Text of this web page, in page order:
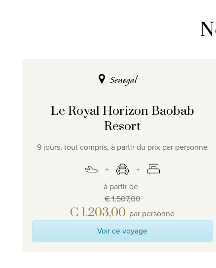
Senegal
Le Royal Horizon Baobab
Resort
9 jours, tout compris, à partir du prix par personne
à partir de
€ 1.507,00
€ 1.203,00 par personne
Voir ce voyage